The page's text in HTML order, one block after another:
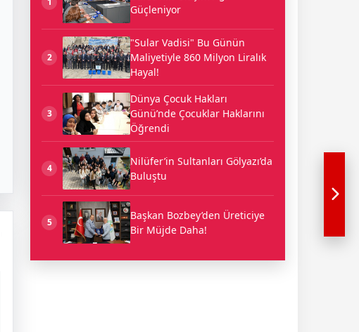
Güçleniyor
2
"Sular Vadisi" Bu Günün
Maliyetiyle 860 Milyon Liralık
Hayal!
3
Dünya Çocuk Hakları
Günü’nde Çocuklar Haklarını
Öğrendi
4
Nilüfer’in Sultanları Gölyazı’da
Buluştu
5
Başkan Bozbey’den Üreticiye
Bir Müjde Daha!